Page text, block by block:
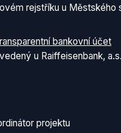
rejstříku u Městského
bankovní účet
vedený u Raiffeisenbank, a.s.
projektu